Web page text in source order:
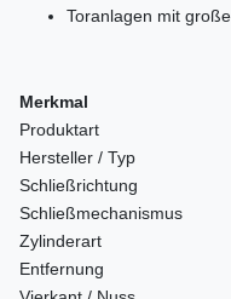
Toranlagen mit
Merkmal
Produktart
Hersteller / Typ
Schließrichtung
Schließmechanismus
Zylinderart
Entfernung